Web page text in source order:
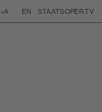
EN STAATSOPER.TV